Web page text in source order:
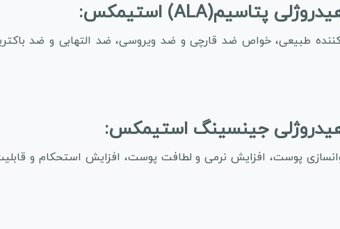
طبیعی، خواص ضد قارچی و ضد ویروسی، ضد التهابی و ضد
پوست، افزایش نرمی و لطافت پوست، افزایش استحکام و